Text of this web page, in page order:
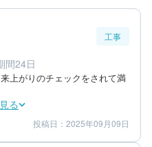
工事
間24日
上がりのチェックをされて満
る
仕上がり 3
投稿日：2025年09月09日